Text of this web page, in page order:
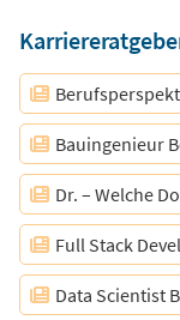
Laborant
Bauingenieur
Dr. – Welche
Full Stack
Data Scientist